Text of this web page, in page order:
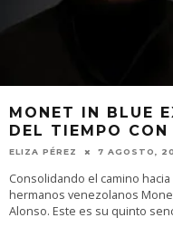
MONET IN BLUE
DEL TIEMPO CON
ELIZA PÉREZ 7 AGOSTO,
Consolidando el camino
hermanos venezolanos
Alonso. Este es su quinto